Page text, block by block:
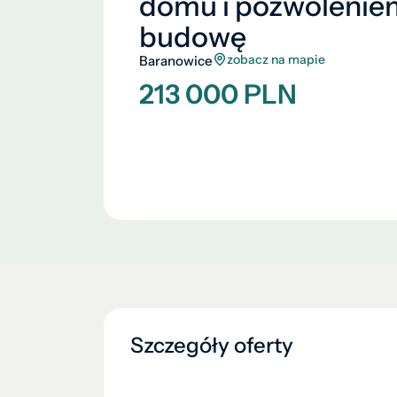
budowę
Baranowice zobacz na mapie
213 000 PLN
Szczegóły oferty